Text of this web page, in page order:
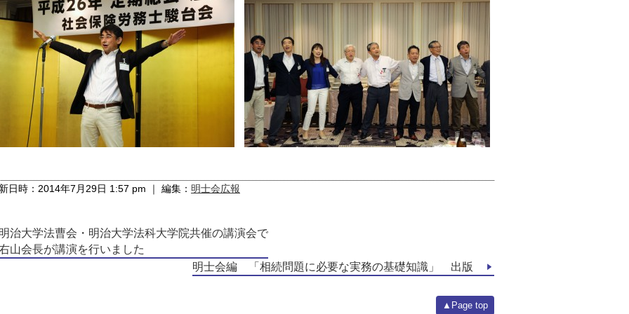
日時：2014年7月29日 1:57 pm ｜ 編集： 明士会広報
治大学法曹会・明治大学法科大学院共催の講演会で
山会長が講演を行いました
明士会編 「相続問題に必要な実務の基礎知識」 出版
▲Page top